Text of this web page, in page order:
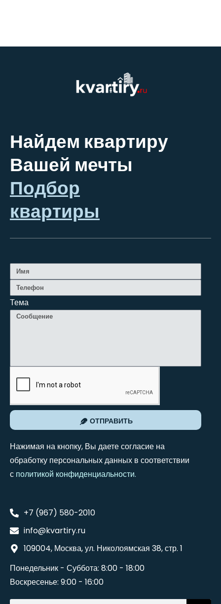
Найдем квартиру
Вашей мечты
Подбор
квартиры
Тема
ОТПРАВИТЬ
Нажимая на кнопку, Вы даете согласие на
обработку персональных данных в соответствии
с политикой конфиденциальности.
+7 (967) 580-2010
info@kvartiry.ru
109004, Москва, ул. Николоямская 38, стр. 1
Понедельник - Суббота: 8:00 - 18:00
Воскресенье: 9:00 - 16:00